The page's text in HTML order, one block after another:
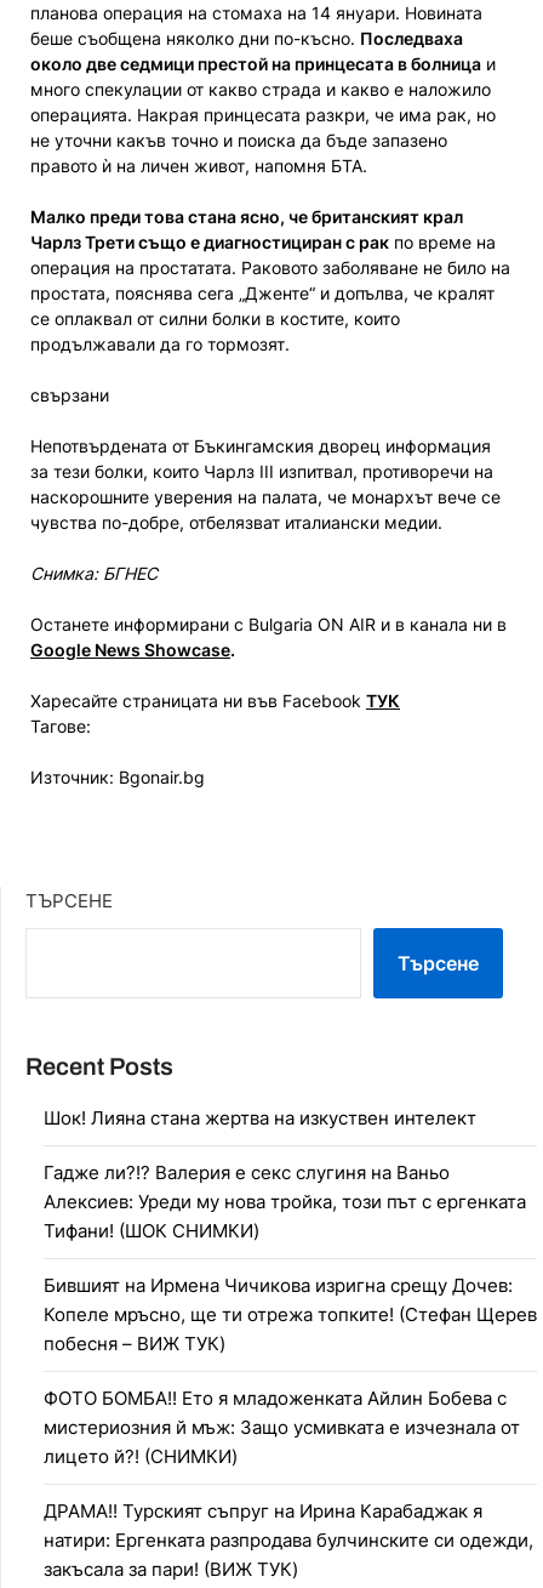
планова операция на стомаха на 14 януари. Новината
беше съобщена няколко дни по-късно. Последваха
около две седмици престой на принцесата в болница и
много спекулации от какво страда и какво е наложило
операцията. Накрая принцесата разкри, че има рак, но
не уточни какъв точно и поиска да бъде запазено
правото ѝ на личен живот, напомня БТА.
Малко преди това стана ясно, че британският крал
Чарлз Трети също е диагностициран с рак по време на
операция на простатата. Раковото заболяване не било на
простата, пояснява сега „Дженте“ и допълва, че кралят
се оплаквал от силни болки в костите, които
продължавали да го тормозят.
свързани
Непотвърдената от Бъкингамския дворец информация
за тези болки, които Чарлз III изпитвал, противоречи на
наскорошните уверения на палата, че монархът вече се
чувства по-добре, отбелязват италиански медии.
Снимка: БГНЕС
Останете информирани с Bulgaria ON AIR и в канала ни в
Google News Showcase.
Харесайте страницата ни във Facebook ТУК
Тагове:
Източник: Bgonair.bg
ТЪРСЕНЕ
Търсене
Recent Posts
Шок! Лияна стана жертва на изкуствен интелект
Гадже ли?!? Валерия е секс слугиня на Ваньо
Алексиев: Уреди му нова тройка, този път с ергенката
Тифани! (ШОК СНИМКИ)
Бившият на Ирмена Чичикова изригна срещу Дочев:
Копеле мръсно, ще ти отрежа топките! (Стефан Щерев
побесня – ВИЖ ТУК)
ФОТО БОМБА!! Ето я младоженката Айлин Бобева с
мистериозния й мъж: Защо усмивката е изчезнала от
лицето й?! (СНИМКИ)
ДРАМА!! Турският съпруг на Ирина Карабаджак я
натири: Ергенката разпродава булчинските си одежди,
закъсала за пари! (ВИЖ ТУК)